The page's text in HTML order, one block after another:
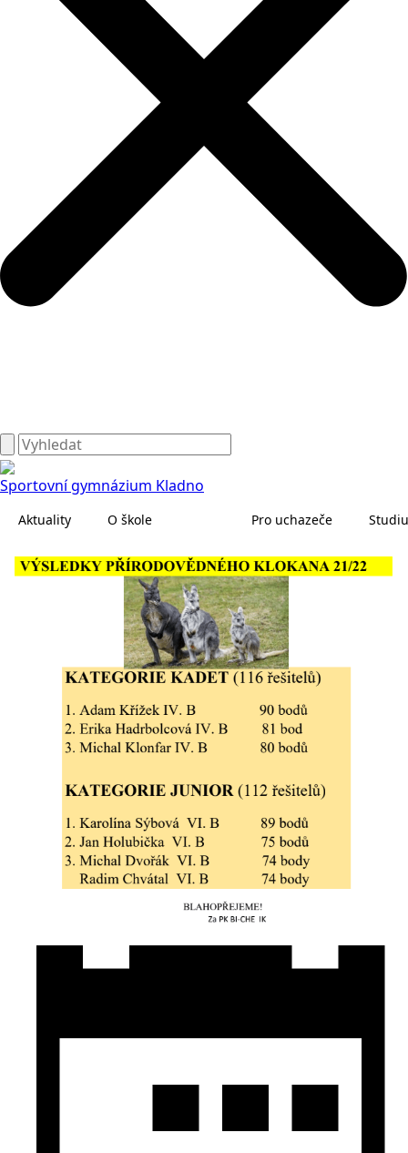
Sportovní gymnázium Kladno
Aktuality O škole Pro uchazeče